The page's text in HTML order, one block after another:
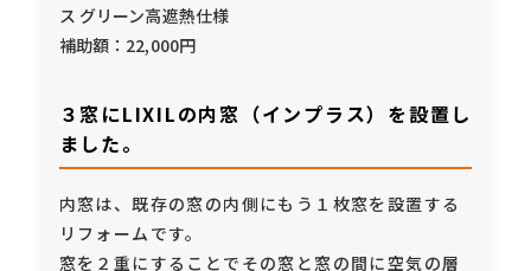
ス グリーン高遮熱仕様
補助額：22,000円
３窓にLIXILの内窓（インプラス）を設置し
ました。
内窓は、既存の窓の内側にもう１枚窓を設置する
リフォームです。
窓を２重にすることでその窓と窓の間に空気の層